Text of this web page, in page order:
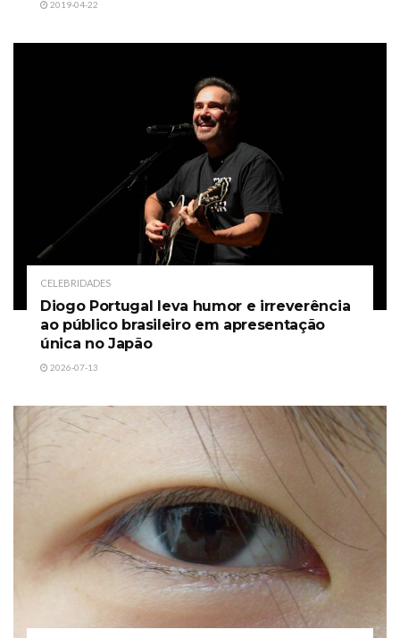
2019-04-22
CELEBRIDADES
Diogo Portugal leva humor e irreverência
ao público brasileiro em apresentação
única no Japão
2026-07-13